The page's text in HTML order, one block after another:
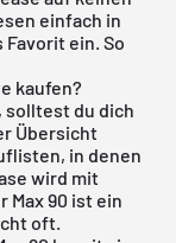
einfach in
Favorit ein. So
kaufen?
solltest du dich
Übersicht
in denen
wird mit
Max 90 ist ein
oft.